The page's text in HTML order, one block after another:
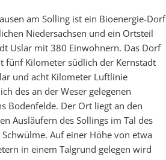
am Solling ist ein Bioenergie-Dorf
Niedersachsen und ein Ortsteil
Uslar mit 380 Einwohnern. Das Dorf
fünf Kilometer südlich der Kernstadt
und acht Kilometer Luftlinie
des an der Weser gelegenen
Bodenfelde. Der Ort liegt an den
Ausläufern des Sollings im Tal des
Schwülme. Auf einer Höhe von etwa
in einem Talgrund gelegen wird